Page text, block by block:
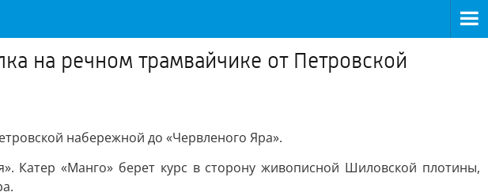
на речном трамвайчике от Петровской
набережной до «Червленого Яра».
Катер «Манго» берет курс в сторону живописной Шиловской плотины,